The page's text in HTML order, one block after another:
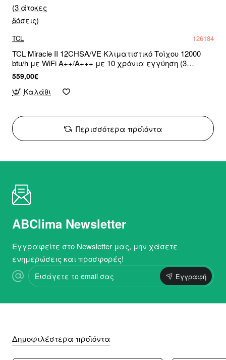
TCL 126184
TCL Miracle II 12CHSA/VE Κλιματιστικό Τοίχου 12000
btu/h με WiFi A++/A+++ με 10 χρόνια εγγύηση (3
άτοκες δόσεις)
559,00€
Καλάθι
Περισσότερα προϊόντα
ABClima Newsletter
Εγγραφείτε στο Newsletter μας, μην χάσετε
ενημερώσεις και προσφορές!
Εισάγετε
το
email
Εγγραφή
Δημοφιλέστερα προϊόντα